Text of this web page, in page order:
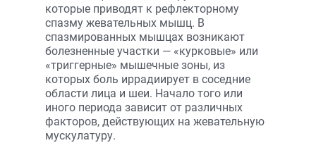
которые приводят к рефлекторному
спазму жевательных мышц. В
спазмированных мышцах возникают
болезненные участки — «курковые» или
«триггерные» мышечные зоны, из
которых боль иррадиирует в соседние
области лица и шеи. Начало того или
иного периода зависит от различных
факторов, действующих на жевательную
мускулатуру.